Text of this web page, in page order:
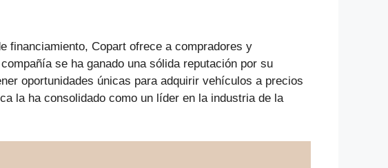
financiamiento, Copart ofrece a compradores y
se ha ganado una sólida reputación por su
oportunidades únicas para adquirir vehículos a precios
la ha consolidado como un líder en la industria de la